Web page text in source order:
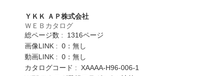
ＹＫＫ ＡＰ株式会社
ＷＥＢカタログ
総ページ数 : 1316ページ
画像LINK : 0：無し
動画LINK : 0：無し
カタログコード : XAAAA-H96-006-1